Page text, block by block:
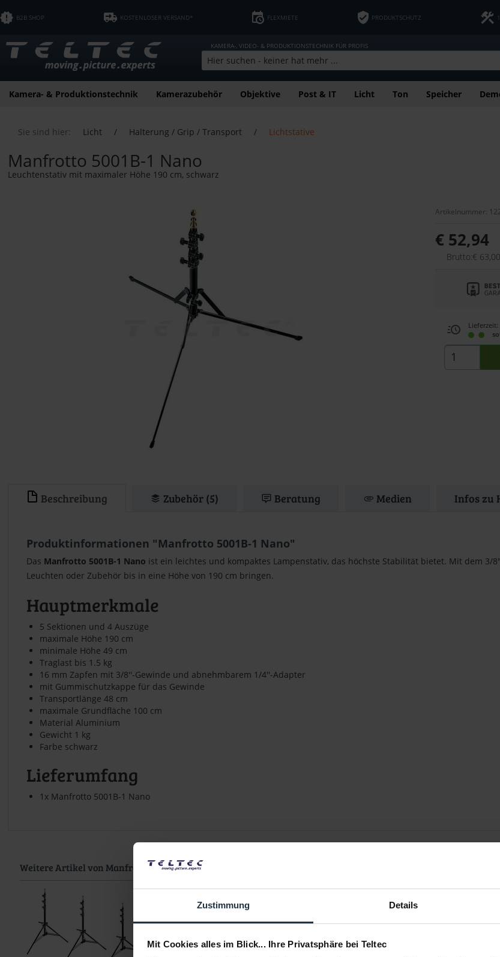
Zustimmung Details
Mit Cookies alles im Blick... Ihre Privatsphäre bei Teltec
B2B SHOP KOSTENLOSER VERSAND* FLEXMIETE PRODUKTSCHUTZ
KAMERA-, VIDEO- & PRODUKTIONSTECHNIK FÜR PROFIS
Kamera- & Produktionstechnik Kamerazubehör Objektive Post & IT Licht Ton Speicher
Sie sind hier: Licht / Halterung / Grip / Transport / Lichtstative
Manfrotto 5001B-1 Nano
Leuchtenstativ mit maximaler Höhe 190 cm, schwarz
Artikelnummer:
€ 52,94
Brutto:€ 63,00
Lieferzeit:
Beschreibung Zubehör (5) Beratung Medien Infos zu
Produktinformationen "Manfrotto 5001B-1 Nano"
Das Manfrotto 5001B-1 Nano ist ein leichtes und kompaktes Lampenstativ, das höchste Stabilität bietet. Mit dem
Leuchten oder Zubehör bis in eine Höhe von 190 cm bringen.
Hauptmerkmale
5 Sektionen und 4 Auszüge
maximale Höhe 190 cm
minimale Höhe 49 cm
Traglast bis 1.5 kg
16 mm Zapfen mit 3/8''-Gewinde und abnehmbarem 1/4''-Adapter
mit Gummischutzkappe für das Gewinde
Transportlänge 48 cm
maximale Grundfläche 100 cm
Material Aluminium
Gewicht 1 kg
Farbe schwarz
Lieferumfang
1x Manfrotto 5001B-1 Nano
Weitere Artikel von Manfrotto ansehen